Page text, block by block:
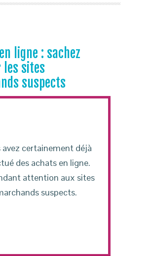
ligne : sachez
sites
suspects
avez certainement déjà
des achats en ligne.
attention aux sites
suspects.